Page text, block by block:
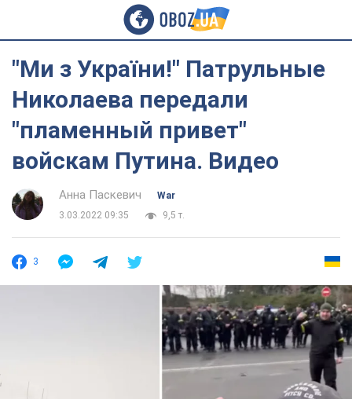
"Ми з України!" Патрульные
Николаева передали
"пламенный привет"
войскам Путина. Видео
Анна Паскевич
War
3.03.2022 09:35
9,5 т.
3